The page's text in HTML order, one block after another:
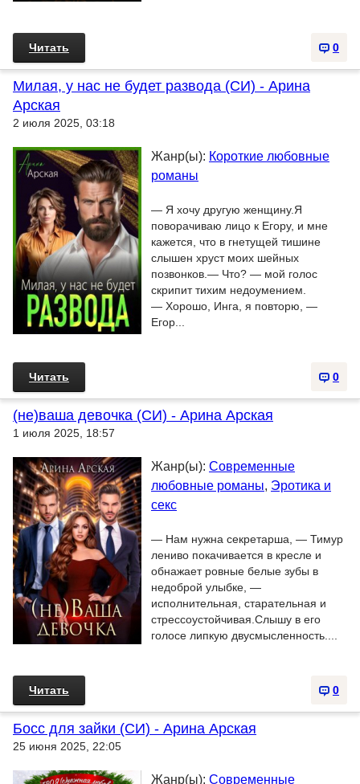
0
Читать
Милая, у нас не будет развода (СИ) - Арина
Арская
2 июля 2025, 03:18
Жанр(ы): Короткие любовные
романы
— Я хочу другую женщину.Я
поворачиваю лицо к Егору, и мне
кажется, что в гнетущей тишине
слышен хруст моих шейных
позвонков.— Что? — мой голос
скрипит тихим недоумением.
— Хорошо, Инга, я повторю, —
Егор...
0
Читать
(не)ваша девочка (СИ) - Арина Арская
1 июля 2025, 18:57
Жанр(ы): Современные
любовные романы, Эротика и
секс
— Нам нужна секретарша, — Тимур
лениво покачивается в кресле и
обнажает ровные белые зубы в
недоброй улыбке, —
исполнительная, старательная и
стрессоустойчивая.Слышу в его
голосе липкую двусмысленность....
0
Читать
Босс для зайки (СИ) - Арина Арская
25 июня 2025, 22:05
Жанр(ы): Современные